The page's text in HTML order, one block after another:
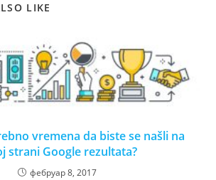
LIKE
vremena da biste se našli na
strani Google rezultata?
фебруар 8, 2017